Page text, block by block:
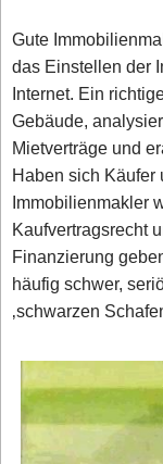
Gute
das Einstellen der
Internet. Ein
Gebäude,
Mietverträge und
Haben sich Käufer
Immobilienmakler
Kaufvertragsrecht
Finanzierung
häufig schwer,
‚schwarzen